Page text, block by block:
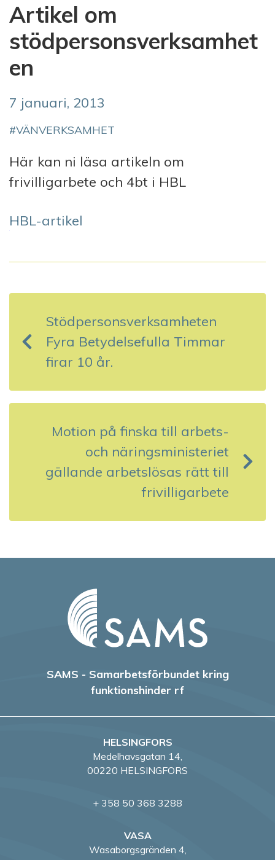
Artikel om
stödpersonsverksamhet
en
7 januari, 2013
VÄNVERKSAMHET
Här kan ni läsa artikeln om
frivilligarbete och 4bt i HBL
HBL-artikel
n
g
v
g
Stödpersonsverksamheten
Fyra Betydelsefulla Timmar
firar 10 år.
Motion på finska till arbets-
och näringsministeriet
gällande arbetslösas rätt till
frivilligarbete
SAMS - Samarbetsförbundet kring
funktionshinder rf
HELSINGFORS
Medelhavsgatan 14,
00220 HELSINGFORS
+ 358 50 368 3288
VASA
Wasaborgsgränden 4,